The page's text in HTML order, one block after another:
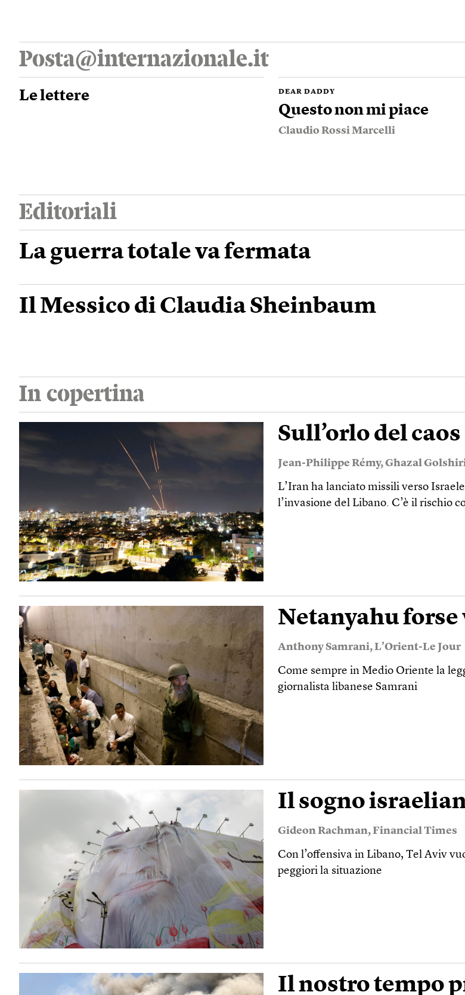
Posta@internazionale.it
Le lettere DEAR DADDY
Questo non mi piace
Claudio Rossi Marcelli
Editoriali
La guerra totale va fermata
Il Messico di Claudia Sheinbaum
In copertina
Sull’orlo del caos
Jean-Philippe Rémy,Ghazal
L’Iran ha lanciato missili verso
l’invasione del Libano. C’è il rischio
Netanyahu forse
Anthony Samrani,L’Orient-Le Jour
Come sempre in Medio Oriente la
giornalista libanese Samrani
Il sogno
Gideon Rachman,Financial Times
Con l’offensiva in Libano, Tel Aviv
peggiori la situazione
Il nostro tempo